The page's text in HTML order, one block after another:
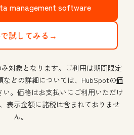
management software
試してみる→
対象となります。ご利用は期間限定
などの詳細については、HubSpotの価
い。価格はお支払いにご利用いただけ
表示金額に諸税は含まれておりませ
ん。